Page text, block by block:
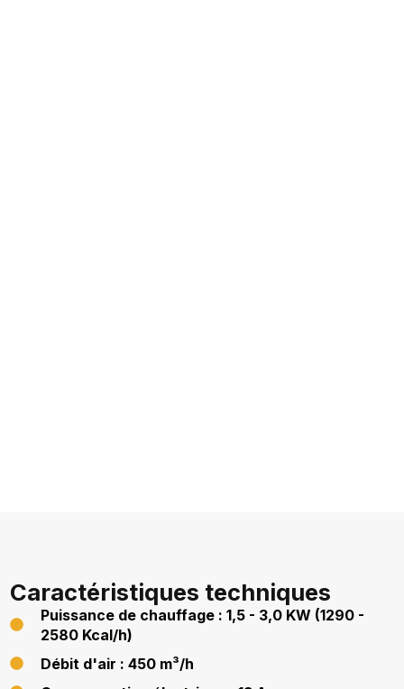
Caractéristiques techniques
Puissance de chauffage : 1,5 - 3,0 KW (1290 -
2580 Kcal/h)
Débit d'air : 450 m³/h